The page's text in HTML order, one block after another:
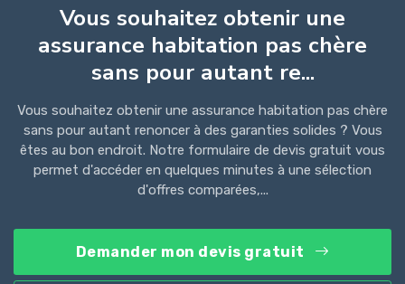
Vous souhaitez obtenir une
assurance habitation pas chère
sans pour autant re...
Vous souhaitez obtenir une assurance habitation pas chère
sans pour autant renoncer à des garanties solides ? Vous
êtes au bon endroit. Notre formulaire de devis gratuit vous
permet d'accéder en quelques minutes à une sélection
d'offres comparées,...
Demander mon devis gratuit